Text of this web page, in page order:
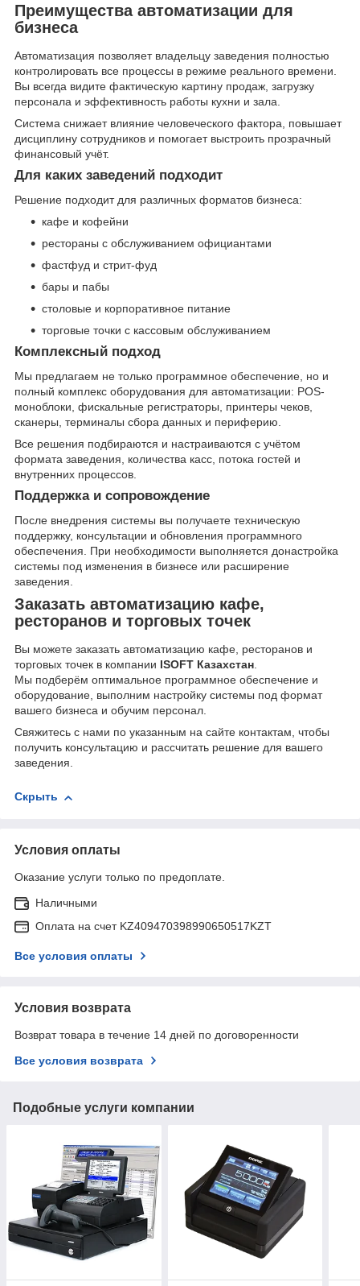
Преимущества автоматизации для
бизнеса
Автоматизация позволяет владельцу заведения полностью
контролировать все процессы в режиме реального времени.
Вы всегда видите фактическую картину продаж, загрузку
персонала и эффективность работы кухни и зала.
Система снижает влияние человеческого фактора, повышает
дисциплину сотрудников и помогает выстроить прозрачный
финансовый учёт.
Для каких заведений подходит
Решение подходит для различных форматов бизнеса:
кафе и кофейни
рестораны с обслуживанием официантами
фастфуд и стрит-фуд
бары и пабы
столовые и корпоративное питание
торговые точки с кассовым обслуживанием
Комплексный подход
Мы предлагаем не только программное обеспечение, но и
полный комплекс оборудования для автоматизации: POS-
моноблоки, фискальные регистраторы, принтеры чеков,
сканеры, терминалы сбора данных и периферию.
Все решения подбираются и настраиваются с учётом
формата заведения, количества касс, потока гостей и
внутренних процессов.
Поддержка и сопровождение
После внедрения системы вы получаете техническую
поддержку, консультации и обновления программного
обеспечения. При необходимости выполняется донастройка
системы под изменения в бизнесе или расширение
заведения.
Заказать автоматизацию кафе,
ресторанов и торговых точек
Вы можете заказать автоматизацию кафе, ресторанов и
торговых точек в компании ISOFT Казахстан.
Мы подберём оптимальное программное обеспечение и
оборудование, выполним настройку системы под формат
вашего бизнеса и обучим персонал.
Свяжитесь с нами по указанным на сайте контактам, чтобы
получить консультацию и рассчитать решение для вашего
заведения.
Скрыть
Условия оплаты
Оказание услуги только по предоплате.
Наличными
Оплата на счет KZ409470398990650517KZT
Все условия оплаты
Условия возврата
Возврат товара в течение 14 дней по договоренности
Все условия возврата
Подобные услуги компании